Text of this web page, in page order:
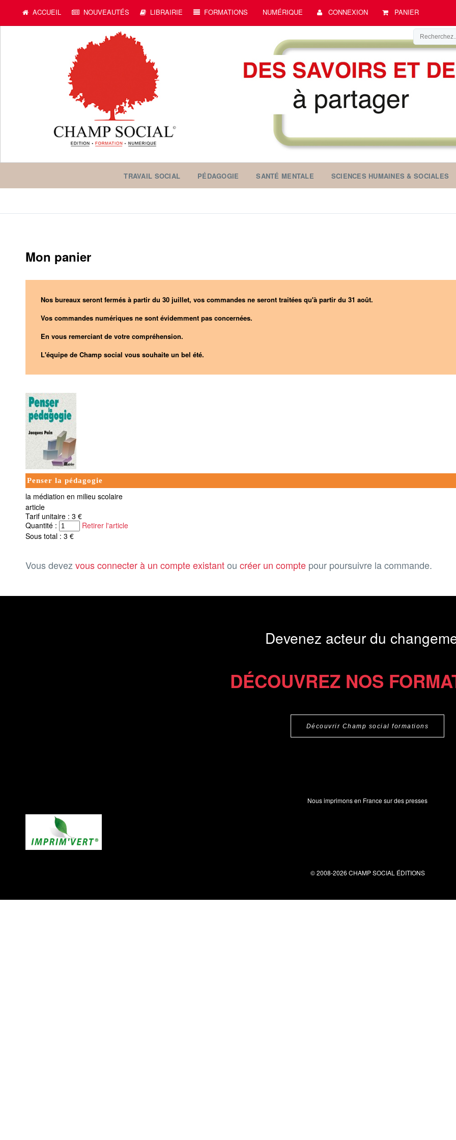
ACCUEIL NOUVEAUTÉS LIBRAIRIE FORMATIONS NUMÉRIQUE CONNEXION PANIER
TRAVAIL SOCIAL PÉDAGOGIE SANTÉ MENTALE SCIENCES HUMAINES & SOCIALES
Mon panier
Nos bureaux seront fermés à partir du 30 juillet, vos commandes ne seront traitées qu'à partir du 31 août.
Vos commandes numériques ne sont évidemment pas concernées.
En vous remerciant de votre compréhension.
L'équipe de Champ social vous souhaite un bel été.
Penser la pédagogie
la médiation en milieu scolaire
article
Tarif unitaire : 3 €
Quantité :
Retirer l'article
Sous total : 3 €
Vous devezvous connecter à un compte existantou créer un compte pour poursuivre la commande.
Devenez acteur du
DÉCOUVREZ NOS
Découvrir Champ social formations
Nous imprimons en France sur des presses
© 2008-2026 CHAMP SOCIAL ÉDITIONS